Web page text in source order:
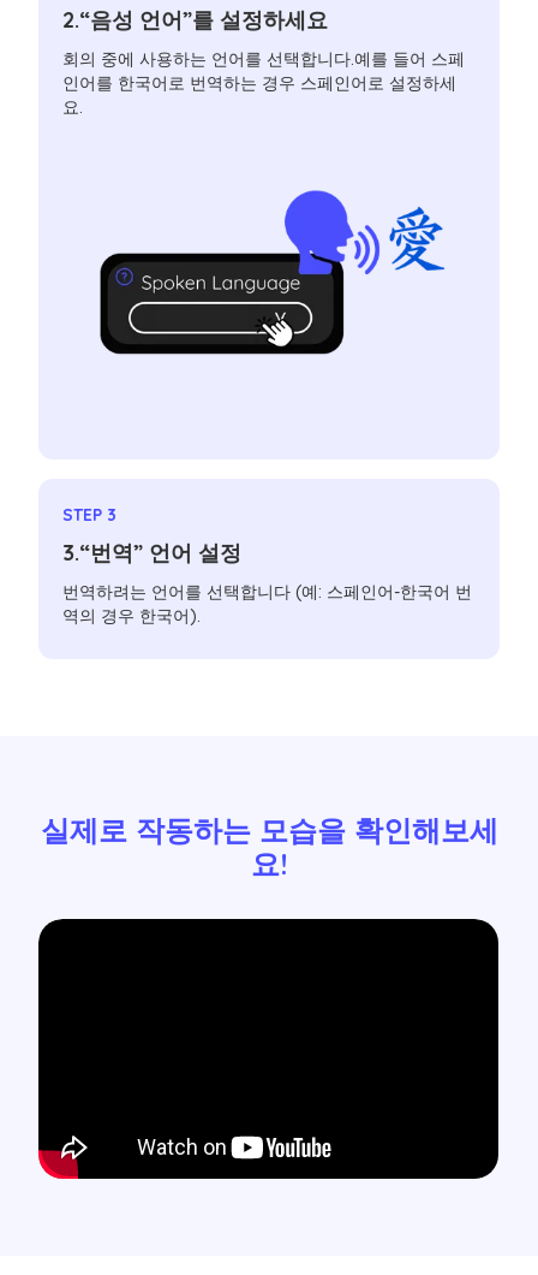
2.“음성 언어”를 설정하세요
회의 중에 사용하는 언어를 선택합니다.예를 들어 스페
인어를 한국어로 번역하는 경우 스페인어로 설정하세
요.
STEP 3
3.“번역” 언어 설정
번역하려는 언어를 선택합니다 (예: 스페인어-한국어 번
역의 경우 한국어).
실제로 작동하는 모습을 확인해보세
요!